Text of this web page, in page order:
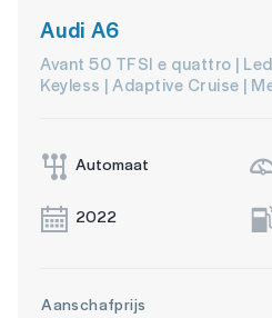
Audi A6
Avant 50 TFSI e quattro |
Keyless | Adaptive Cruise |
Automaat
2022
Aanschafprijs